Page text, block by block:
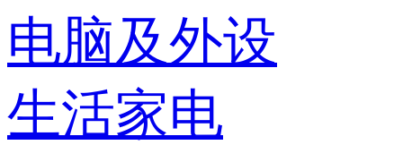
电脑及外设
生活家电